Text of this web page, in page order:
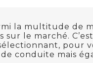
la multitude de
sur le marché.
pour
conduite mais